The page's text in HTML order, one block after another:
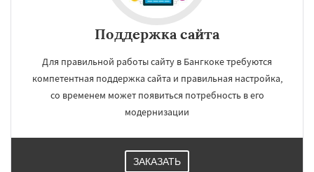
Поддержка сайта
Для правильной работы сайту в Бангкоке требуются
компетентная поддержка сайта и правильная настройка,
со временем может появиться потребность в его
модернизации
ЗАКАЗАТЬ